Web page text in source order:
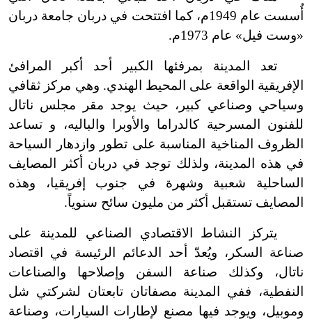
أُسست عام 1949م، كما افتتحت في دربان جامعة دربان
«وست فيل» عام 1973م.
تعد المدينة بمرفئها الكبير أحد أكبر المرافئ
الإفريقية الواقعة على المحيط الهندي. وهي مركز ثقافي
وسياحي وصناعي كبير، حيث يوجد مقر مجلس ناتال
للفنون المسرحية كالدراما والأوبرا والباليه، و تساعد
الظروف المناخية المناسبة على تطور وازدهار السياحة
في هذه المدينة، ولذلك توجد في دربان أكثر المصايف
الساحلية شعبية وشهرة في جنوب إفريقيا، وهذه
المصايف تستقبل أكثر من مليون سائح سنوياً.
يتركز النشاط الاقتصادي الصناعي للمدينة على
صناعة السكر، ويُعدّ أحد الدعائم الرئيسة في اقتصاد
ناتال، وكذلك صناعة السفن وإصلاحها والصناعات
النفطية، ففي المدينة مصفاتان تابعتان لشركتي شل
وموبيل، ويوجد فيها مصنع لإطارات السيارات، وصناعة